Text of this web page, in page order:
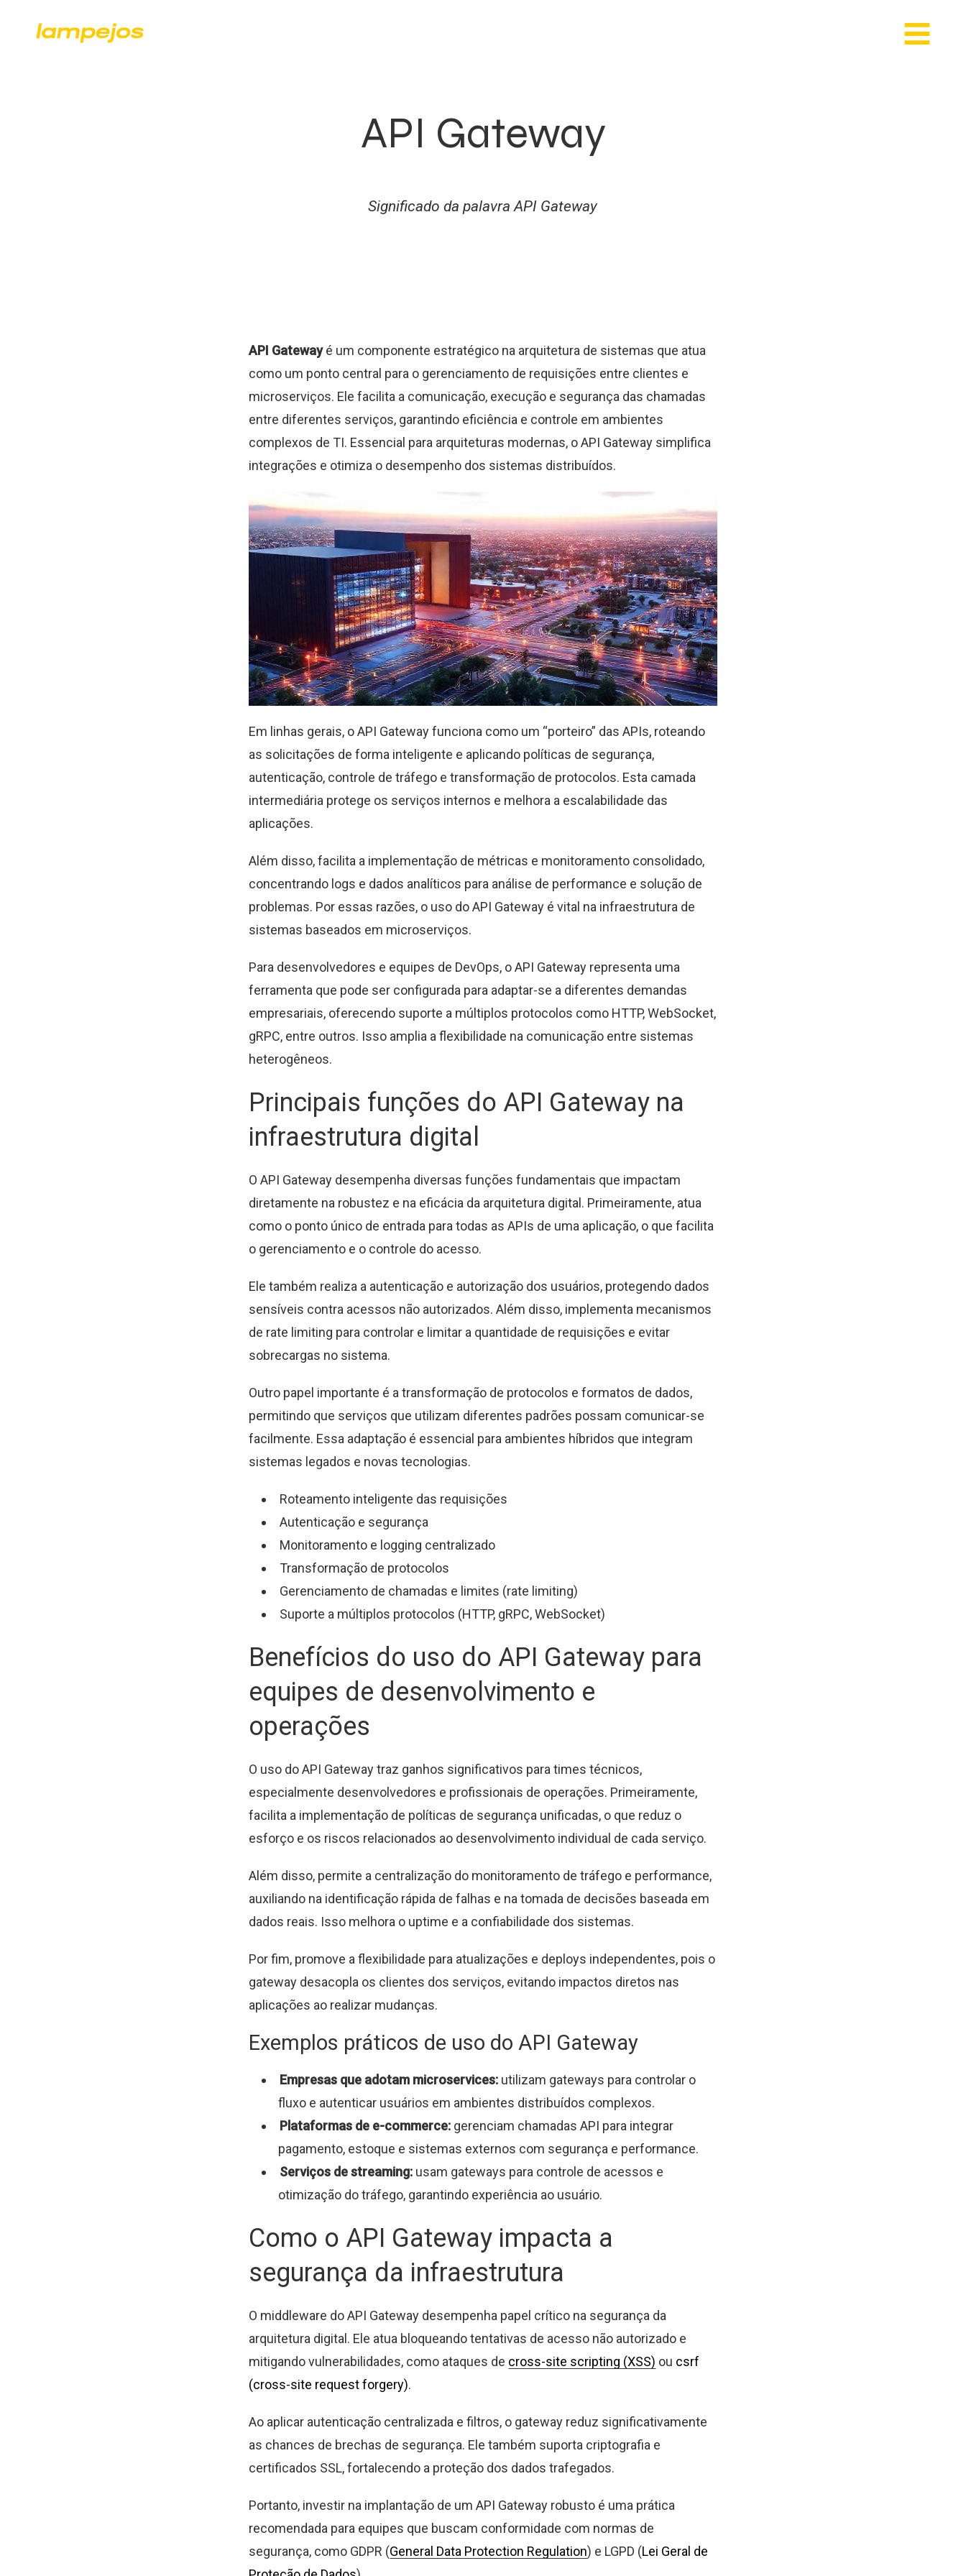
API Gateway
Significado da palavra API Gateway
API Gatewayé um componente estratégico na arquitetura de sistemas que atua
como um ponto central para o gerenciamento de requisições entre clientes e
microserviços. Ele facilita a comunicação, execução e segurança das chamadas
entre diferentes serviços, garantindo eficiência e controle em ambientes
complexos de TI. Essencial para arquiteturas modernas, o API Gateway simplifica
integrações e otimiza o desempenho dos sistemas distribuídos.
Em linhas gerais, o API Gateway funciona como um “porteiro” das APIs, roteando
as solicitações de forma inteligente e aplicando políticas de segurança,
autenticação, controle de tráfego e transformação de protocolos. Esta camada
intermediária protege os serviços internos e melhora a escalabilidade das
aplicações.
Além disso, facilita a implementação de métricas e monitoramento consolidado,
concentrando logs e dados analíticos para análise de performance e solução de
problemas. Por essas razões, o uso do API Gateway é vital na infraestrutura de
sistemas baseados em microserviços.
Para desenvolvedores e equipes de DevOps, o API Gateway representa uma
ferramenta que pode ser configurada para adaptar-se a diferentes demandas
empresariais, oferecendo suporte a múltiplos protocolos como HTTP, WebSocket,
gRPC, entre outros. Isso amplia a flexibilidade na comunicação entre sistemas
heterogêneos.
Principais funções do API Gateway na
infraestrutura digital
O API Gateway desempenha diversas funções fundamentais que impactam
diretamente na robustez e na eficácia da arquitetura digital. Primeiramente, atua
como o ponto único de entrada para todas as APIs de uma aplicação, o que facilita
o gerenciamento e o controle do acesso.
Ele também realiza a autenticação e autorização dos usuários, protegendo dados
sensíveis contra acessos não autorizados. Além disso, implementa mecanismos
de rate limiting para controlar e limitar a quantidade de requisições e evitar
sobrecargas no sistema.
Outro papel importante é a transformação de protocolos e formatos de dados,
permitindo que serviços que utilizam diferentes padrões possam comunicar-se
facilmente. Essa adaptação é essencial para ambientes híbridos que integram
sistemas legados e novas tecnologias.
Roteamento inteligente das requisições
Autenticação e segurança
Monitoramento e logging centralizado
Transformação de protocolos
Gerenciamento de chamadas e limites (rate limiting)
Suporte a múltiplos protocolos (HTTP, gRPC, WebSocket)
Benefícios do uso do API Gateway para
equipes de desenvolvimento e
operações
O uso do API Gateway traz ganhos significativos para times técnicos,
especialmente desenvolvedores e profissionais de operações. Primeiramente,
facilita a implementação de políticas de segurança unificadas, o que reduz o
esforço e os riscos relacionados ao desenvolvimento individual de cada serviço.
Além disso, permite a centralização do monitoramento de tráfego e performance,
auxiliando na identificação rápida de falhas e na tomada de decisões baseada em
dados reais. Isso melhora o uptime e a confiabilidade dos sistemas.
Por fim, promove a flexibilidade para atualizações e deploys independentes, pois o
gateway desacopla os clientes dos serviços, evitando impactos diretos nas
aplicações ao realizar mudanças.
Exemplos práticos de uso do API Gateway
Empresas que adotam microservices: utilizam gateways para controlar o
fluxo e autenticar usuários em ambientes distribuídos complexos.
Plataformas de e-commerce: gerenciam chamadas API para integrar
pagamento, estoque e sistemas externos com segurança e performance.
Serviços de streaming: usam gateways para controle de acessos e
otimização do tráfego, garantindo experiência ao usuário.
Como o API Gateway impacta a
segurança da infraestrutura
O middleware do API Gateway desempenha papel crítico na segurança da
arquitetura digital. Ele atua bloqueando tentativas de acesso não autorizado e
mitigando vulnerabilidades, como ataques de cross-site scripting (XSS) ou csrf
(cross-site request forgery).
Ao aplicar autenticação centralizada e filtros, o gateway reduz significativamente
as chances de brechas de segurança. Ele também suporta criptografia e
certificados SSL, fortalecendo a proteção dos dados trafegados.
Portanto, investir na implantação de um API Gateway robusto é uma prática
recomendada para equipes que buscam conformidade com normas de
segurança, como GDPR (General Data Protection Regulation) e LGPD (Lei Geral de